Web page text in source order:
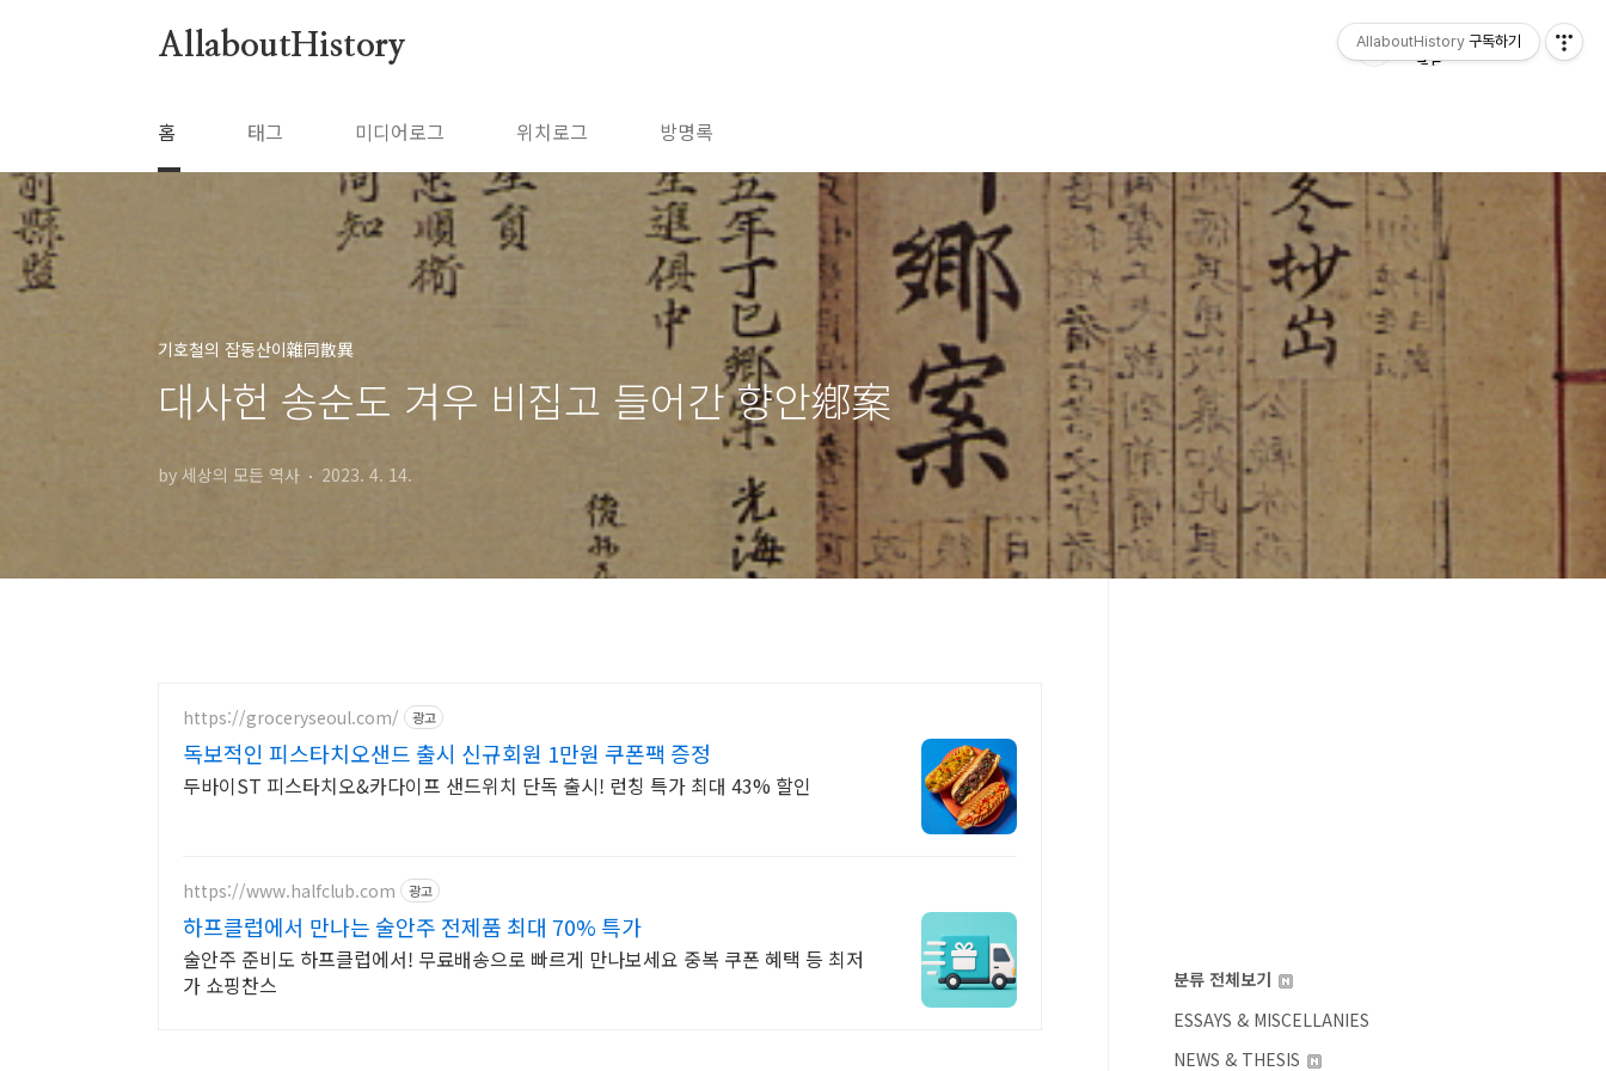
AllaboutHistory
홈 태그 미디어로그 위치로그 방명록
기호철의 잡동산이雜同散異
대사헌 송순도 겨우 비집고 들어간 향안鄕案
by 세상의 모든 역사 2023. 4. 14.
https://groceryseoul.com/ 광고
독보적인 피스타치오샌드 출시 신규회원 1만원 쿠폰팩 증정
두바이ST 피스타치오&카다이프 샌드위치 단독 출시! 런칭 특가 최대 43% 할인
https://www.halfclub.com 광고
하프클럽에서 만나는 술안주 전제품 최대 70% 특가
술안주 준비도 하프클럽에서! 무료배송으로 빠르게 만나보세요 중복 쿠폰 혜택 등 최저
가 쇼핑찬스
분류 전체보기
ESSAYS & MISCELLANIES
NEWS & THESIS
AllaboutHistory 구독하기